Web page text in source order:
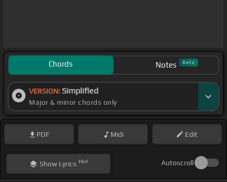
Chords Notes Beta
VERSION: Simplified
Major & minor chords only
PDF Midi Edit
ShowLyrics Hint Autoscroll